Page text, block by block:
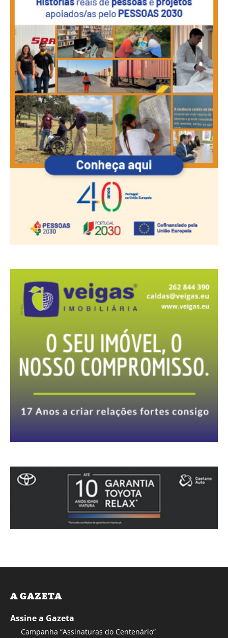
A GAZETA
Assine a Gazeta
Campanha “Assinaturas do Centenário”